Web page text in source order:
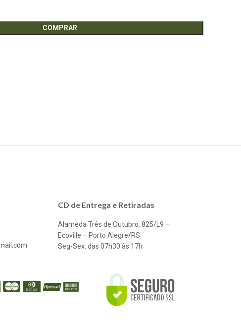
COMPRAR
CD de Entrega e Retiradas
Alameda Três de Outubro, 825/L9 –
Ecoville – Porto Alegre/RS
Seg-Sex: das 07h30 às 17h